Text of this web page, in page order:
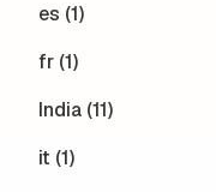
es (1)
fr (1)
India (11)
it (1)